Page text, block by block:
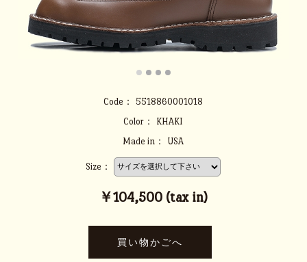
Code：
5518860001018
Color：
KHAKI
Made in：
USA
Size：
￥104,500 (tax in)